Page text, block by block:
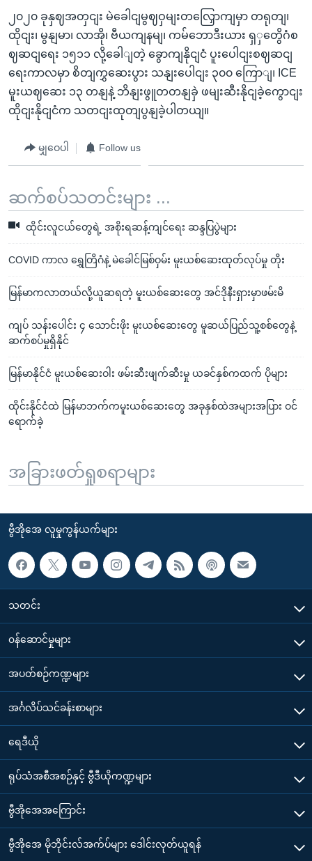
၂၀၂၀ ခုနှဈအတှငျး မဲခေါငျမွဈဝှမျးတလြှောကျမှာ တရုတျ၊
ထိုငျး၊ မွနျမာ၊ လာအို၊ ဗီယကျနမျ၊ ကမ်ဘောဒီးယား ရှှတွေိဂံစ
ဈဆငျရေး ၁၅၁၁ လို့ခေါျတဲ့ ခွောကျနိုငျငံ ပူးပေါငျးစဈဆငျ
ရေးကာလမှာ စိတျကွှဆေးပွား သနျးပေါငျး ၃၀၀ ကြောျ၊ ICE
မူးယဈဆေး ၁၃ တနျနဲ့ ဘိနျးဖွူတတနျခှဲ ဖမျးဆီးနိုငျခဲ့ကွောငျး
ထိုငျးနိုငျငံက သတငျးထုတျပွနျခဲ့ပါတယျ။
မျှဝေပါ Follow us
ဆက်စပ်သတင်းများ ...
ထိုင်းလူငယ်တွေရဲ့ အစိုးရဆန့်ကျင်ရေး ဆန္ဒပြပွဲများ
COVID ကာလ ရွှေတြိဂံနဲ့ မဲခေါင်မြစ်ဝှမ်း မူးယစ်ဆေးထုတ်လုပ်မှု တိုး
မြန်မာကလာတယ်လို့ယူဆရတဲ့ မူးယစ်ဆေးတွေ အင်ဒိုနီးရှားမှာဖမ်းမိ
ကျပ် သန်းပေါင်း ၄ သောင်းဖိုး မူးယစ်ဆေးတွေ မူဆယ်ပြည်သူ့စစ်တွေနဲ့
ဆက်စပ်မှုရှိနိုင်
မြန်မာနိုင်ငံ မူးယစ်ဆေးဝါး ဖမ်းဆီးဖျက်ဆီးမှု ယခင်နှစ်ကထက် ပိုများ
ထိုင်းနိုင်ငံထဲ မြန်မာဘက်ကမူးယစ်ဆေးတွေ အခုနှစ်ထဲအများအပြား ဝင်
ရောက်ခဲ့
အခြားဖတ်ရှုစရာများ
ဗွီအိုအေ လူမှုကွန်ယက်များ
သတင်း
၀န်ဆောင်မှုများ
အပတ်စဉ်ကဏ္ဍများ
အင်္ဂလိပ်သင်ခန်းစာများ
ရေဒီယို
ရုပ်သံအစီအစဉ်နှင့် ဗွီဒီယိုကဏ္ဍများ
ဗွီအိုအေအကြောင်း
ဗွီအိုအေ မိုဘိုင်းလ်အက်ပ်များ ဒေါင်းလုတ်ယူရန်